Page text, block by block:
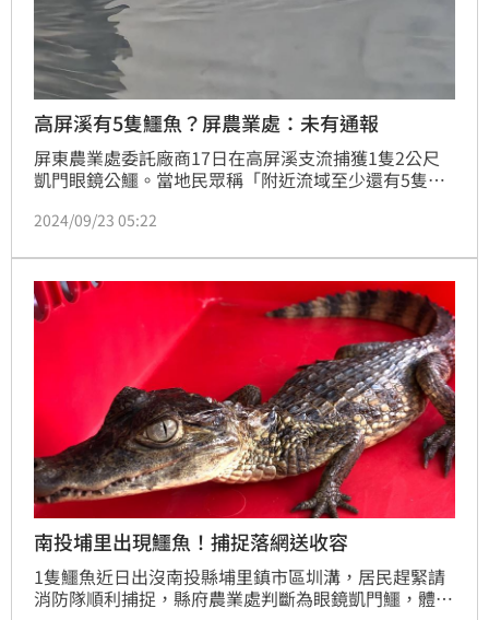
高屏溪有5隻鱷魚？屏農業處：未有通報
屏東農業處委託廠商17日在高屏溪支流捕獲1隻2公尺
凱門眼鏡公鱷。當地民眾稱「附近流域至少還有5隻沒
獲後未再接獲通報。
2024/09/23 05:22
南投埔里出現鱷魚！捕捉落網送收容
1隻鱷魚近日出沒南投縣埔里鎮市區圳溝，居民趕緊請
消防隊順利捕捉，縣府農業處判斷為眼鏡凱門鱷，體長